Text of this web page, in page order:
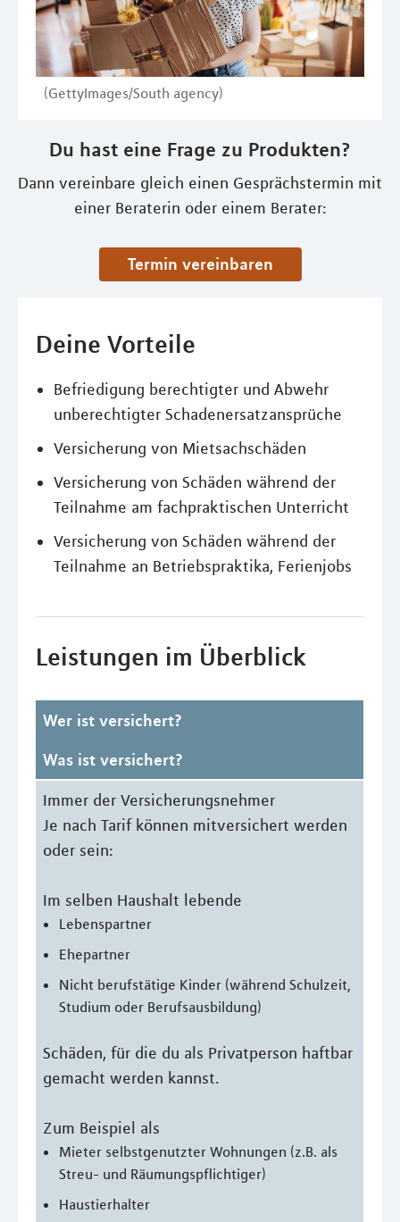
(GettyImages/South agency)
Du hast eine Frage zu Produkten?
Dann vereinbare gleich einen Gesprächstermin mit
einer Beraterin oder einem Berater:
Termin vereinbaren
Deine Vorteile
Befriedigung berechtigter und Abwehr
unberechtigter Schadenersatzansprüche
Versicherung von Mietsachschäden
Versicherung von Schäden während der
Teilnahme am fachpraktischen Unterricht
Versicherung von Schäden während der
Teilnahme an Betriebspraktika, Ferienjobs
Leistungen im Überblick
Wer ist versichert?
Was ist versichert?
Immer der Versicherungsnehmer
Je nach Tarif können mitversichert werden
oder sein:
Im selben Haushalt lebende
Lebenspartner
Ehepartner
Nicht berufstätige Kinder (während Schulzeit,
Studium oder Berufsausbildung)
Schäden, für die du als Privatperson haftbar
gemacht werden kannst.
Zum Beispiel als
Mieter selbstgenutzter Wohnungen (z.B. als
Streu- und Räumungspflichtiger)
Haustierhalter